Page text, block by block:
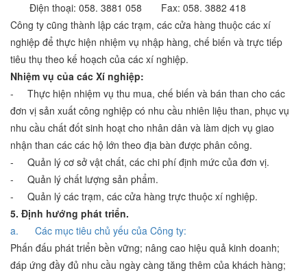
Điện thoại: 058. 3881 058 Fax: 058. 3882 418
Công ty cũng thành lập các trạm, các cửa hàng thuộc các xí
nghiệp để thực hiện nhiệm vụ nhập hàng, chế biến và trực tiếp
tiêu thụ theo kế hoạch của các xí nghiệp.
Nhiệm vụ của các Xí nghiệp:
- Thực hiện nhiệm vụ thu mua, chế biến và bán than cho các
đơn vị sản xuất công nghiệp có nhu cầu nhiên liệu than, phục vụ
nhu cầu chất đốt sinh hoạt cho nhân dân và làm dịch vụ giao
nhận than các các hộ lớn theo địa bàn được phân công.
- Quản lý cơ sở vật chất, các chi phí định mức của đơn vị.
- Quản lý chất lượng sản phẩm.
- Quản lý các trạm, các cửa hàng trực thuộc xí nghiệp.
5. Định hướng phát triển.
a. Các mục tiêu chủ yếu của Công ty:
Phấn đấu phát triển bền vững; nâng cao hiệu quả kinh doanh;
đáp ứng đầy đủ nhu cầu ngày càng tăng thêm của khách hàng;